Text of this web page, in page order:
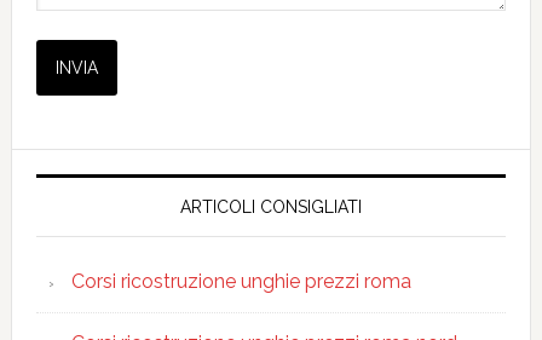
ARTICOLI CONSIGLIATI
Corsi ricostruzione unghie prezzi roma